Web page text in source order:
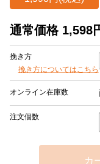
通常価格 1,598
挽き方
挽き方についてはこちら
オンライン在庫数
注文個数
カ